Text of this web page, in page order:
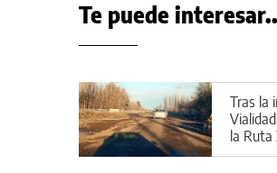
Te puede
Tras la
la Ruta